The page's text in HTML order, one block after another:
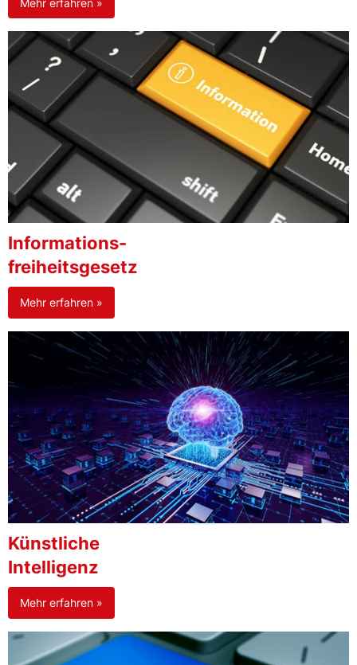
Informations-
freiheitsgesetz
Mehr erfahren »
Künstliche
Intelligenz
Mehr erfahren »